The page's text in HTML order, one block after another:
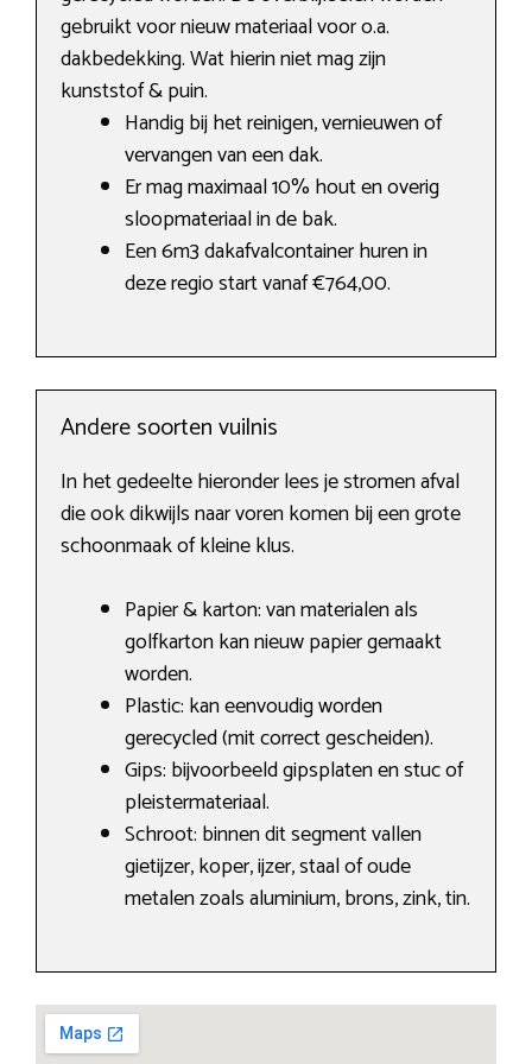
gebruikt voor nieuw materiaal voor o.a.
dakbedekking. Wat hierin niet mag zijn
kunststof & puin.
Handig bij het reinigen, vernieuwen of
vervangen van een dak.
Er mag maximaal 10% hout en overig
sloopmateriaal in de bak.
Een 6m3 dakafvalcontainer huren in
deze regio start vanaf €764,00.
Andere soorten vuilnis
In het gedeelte hieronder lees je stromen afval
die ook dikwijls naar voren komen bij een grote
schoonmaak of kleine klus.
Papier & karton: van materialen als
golfkarton kan nieuw papier gemaakt
worden.
Plastic: kan eenvoudig worden
gerecycled (mit correct gescheiden).
Gips: bijvoorbeeld gipsplaten en stuc of
pleistermateriaal.
Schroot: binnen dit segment vallen
gietijzer, koper, ijzer, staal of oude
metalen zoals aluminium, brons, zink, tin.